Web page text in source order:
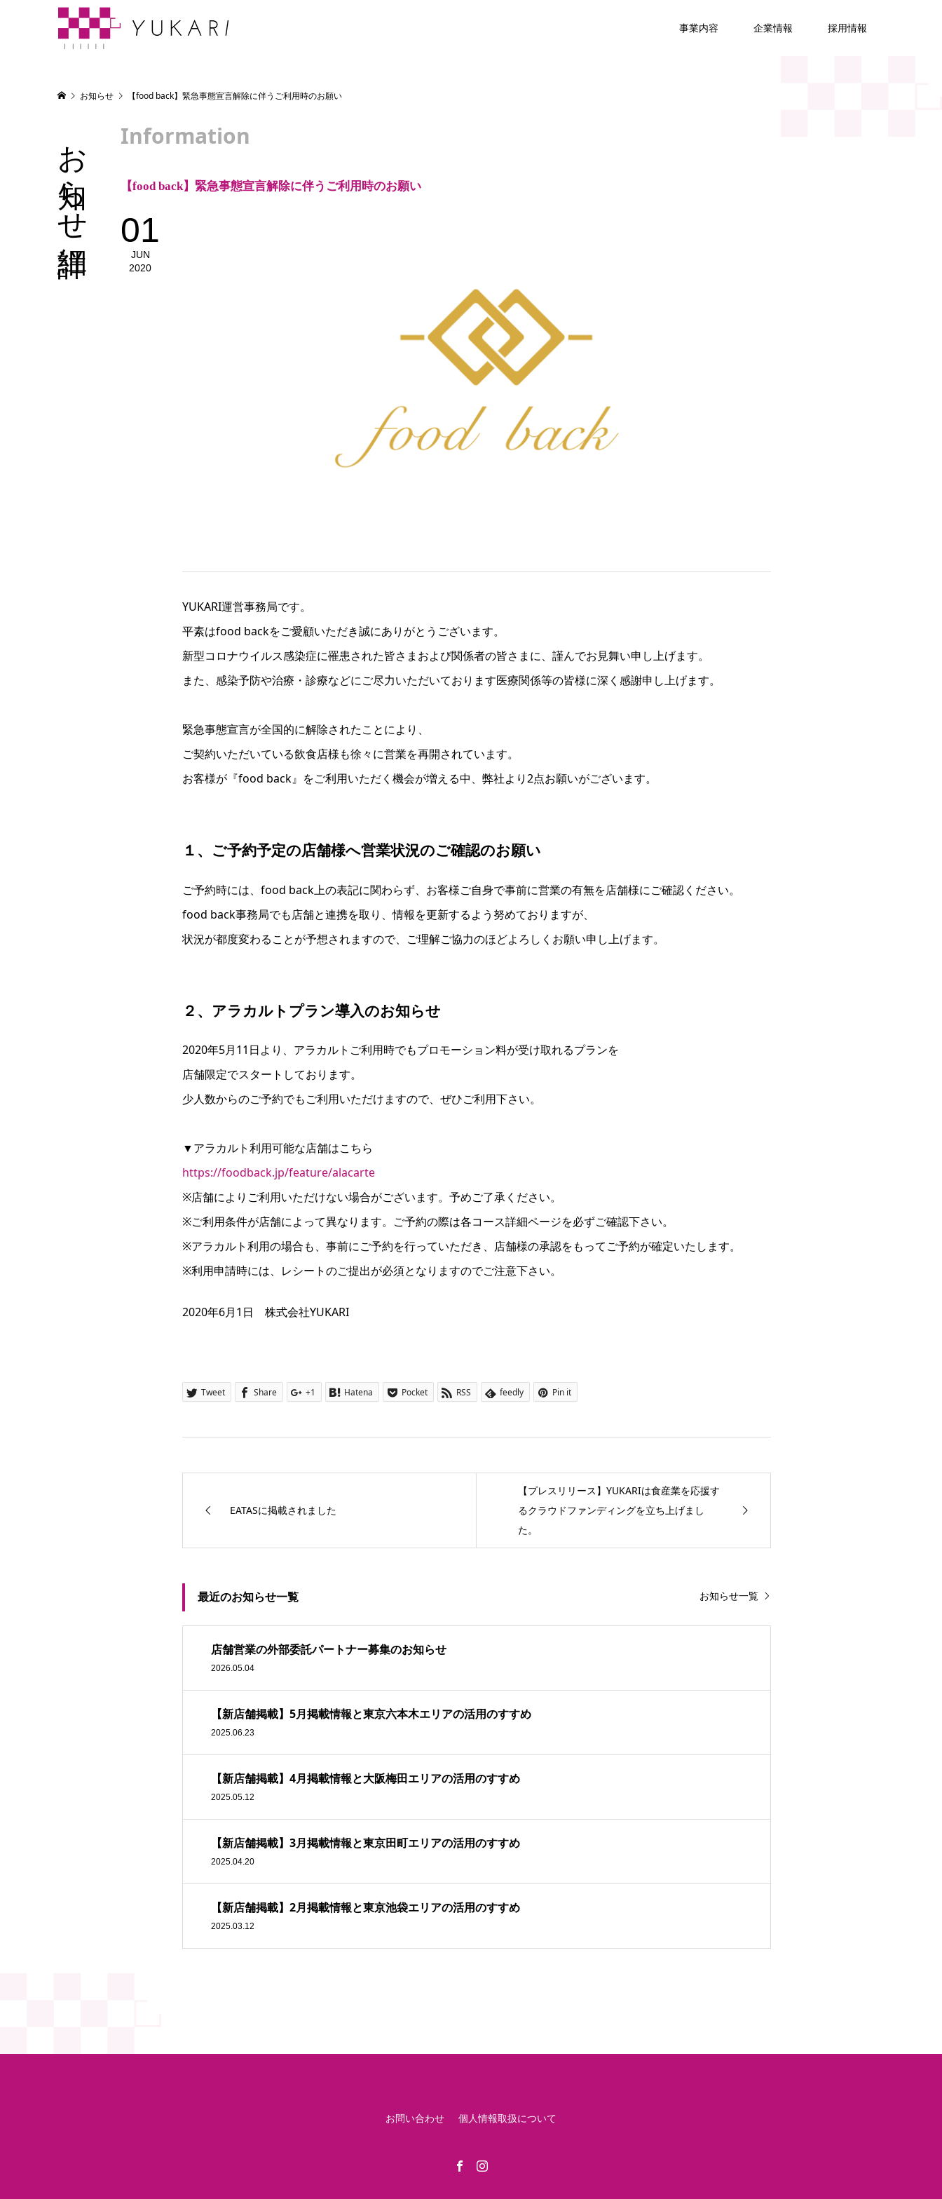
事業内容 企業情報 採用情報
お知らせ 【food back】緊急事態宣言解除に伴うご利用時のお願い
お知らせ詳細 Information
【food back】緊急事態宣言解除に伴うご利用時のお願い
01
JUN
2020
YUKARI運営事務局です。
平素はfood backをご愛顧いただき誠にありがとうございます。
新型コロナウイルス感染症に罹患された皆さまおよび関係者の皆さまに、謹んでお見舞い申し上げます。
また、感染予防や治療・診療などにご尽力いただいております医療関係等の皆様に深く感謝申し上げます。
緊急事態宣言が全国的に解除されたことにより、
ご契約いただいている飲食店様も徐々に営業を再開されています。
お客様が『food back』をご利用いただく機会が増える中、弊社より2点お願いがございます。
１、ご予約予定の店舗様へ営業状況のご確認のお願い
ご予約時には、food back上の表記に関わらず、お客様ご自身で事前に営業の有無を店舗様にご確認ください。
food back事務局でも店舗と連携を取り、情報を更新するよう努めておりますが、
状況が都度変わることが予想されますので、ご理解ご協力のほどよろしくお願い申し上げます。
２、アラカルトプラン導入のお知らせ
2020年5月11日より、アラカルトご利用時でもプロモーション料が受け取れるプランを
店舗限定でスタートしております。
少人数からのご予約でもご利用いただけますので、ぜひご利用下さい。
▼アラカルト利用可能な店舗はこちら
https://foodback.jp/feature/alacarte
※店舗によりご利用いただけない場合がございます。予めご了承ください。
※ご利用条件が店舗によって異なります。ご予約の際は各コース詳細ページを必ずご確認下さい。
※アラカルト利用の場合も、事前にご予約を行っていただき、店舗様の承認をもってご予約が確定いたします。
※利用申請時には、レシートのご提出が必須となりますのでご注意下さい。
2020年6月1日 株式会社YUKARI
Tweet Share +1 Hatena Pocket RSS feedly Pin it
EATASに掲載されました
【プレスリリース】YUKARIは食産業を応援す
るクラウドファンディングを立ち上げまし
た。
最近のお知らせ一覧 お知らせ一覧
店舗営業の外部委託パートナー募集のお知らせ
2026.05.04
【新店舗掲載】5月掲載情報と東京六本木エリアの活用のすすめ
2025.06.23
【新店舗掲載】4月掲載情報と大阪梅田エリアの活用のすすめ
2025.05.12
【新店舗掲載】3月掲載情報と東京田町エリアの活用のすすめ
2025.04.20
【新店舗掲載】2月掲載情報と東京池袋エリアの活用のすすめ
2025.03.12
お問い合わせ 個人情報取扱について